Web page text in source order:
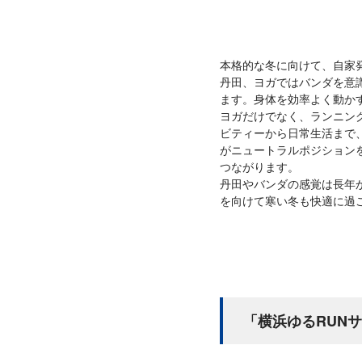
本格的な冬に向けて、自家
丹田、ヨガではバンダを意
ます。身体を効率よく動
ヨガだけでなく、ランニ
ビティーから日常生活ま
がニュートラルポジション
つながります。
丹田やバンダの感覚は長年
を向けて寒い冬も快適に過
「横浜ゆるRUN